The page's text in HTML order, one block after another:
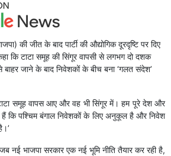
की जीत के बाद पार्टी की औद्योगिक दूरदृष्टि पर दिए
कि टाटा समूह की सिंगूर वापसी से लगभग दो दशक
बाहर जाने के बाद निवेशकों के बीच बना ‘गलत संदेश’
समूह वापस आए और वह भी सिंगूर में। हम पूरे देश और
हैं कि पश्चिम बंगाल निवेशकों के लिए अनुकूल है और निवेश
नई भाजपा सरकार एक नई भूमि नीति तैयार कर रही है,